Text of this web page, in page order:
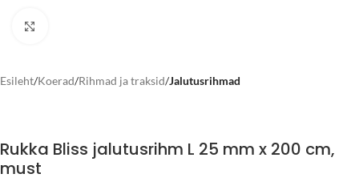
Esileht Koerad Rihmad ja traksid Jalutusrihmad
Rukka Bliss jalutusrihm L 25 mm x 200 cm,
must